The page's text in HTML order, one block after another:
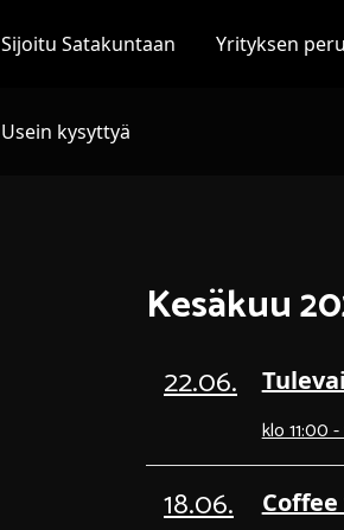
Sijoitu Satakuntaan Yrityksen
Usein kysyttyä
Kesäkuu
22.06.
klo 11:00
18.06.